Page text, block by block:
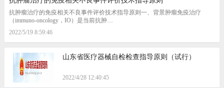
抗肿瘤治疗的免疫相关不良事件评价技术指导原则一、背景肿瘤免疫治疗
（immuno-oncology，IO）是当前抗肿…
2022/5/19 8:59:46
山东省医疗器械自检检查指导原则（试行）
2022/4/28 12:40:45